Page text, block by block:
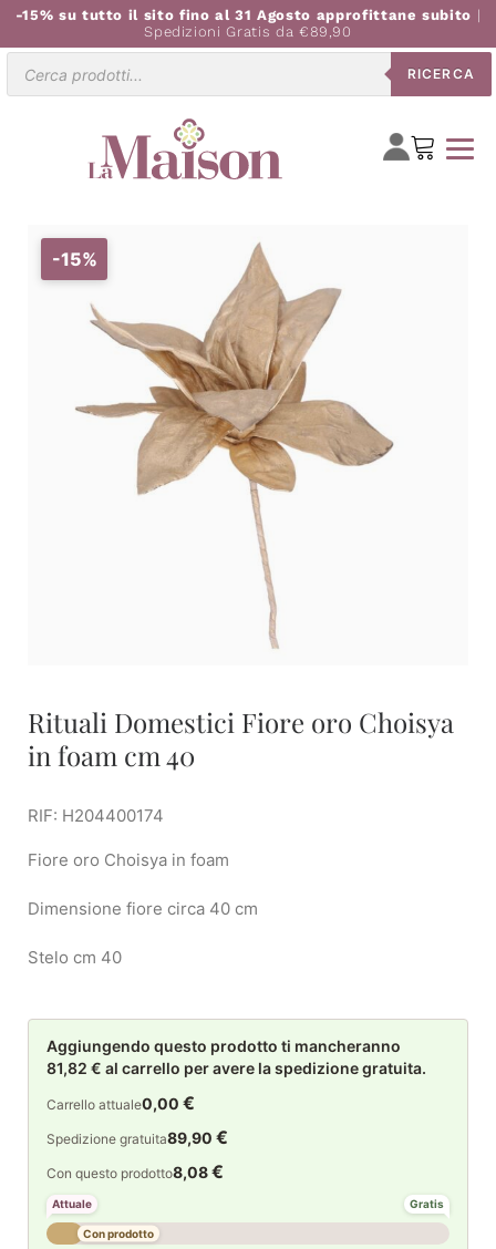
-15% su tutto il sito fino al 31 Agosto approfittane subito |
Spedizioni Gratis da €89,90
RICERCA
-15%
Rituali Domestici Fiore oro Choisya
in foam cm 40
RIF: H204400174
Fiore oro Choisya in foam
Dimensione fiore circa 40 cm
Stelo cm 40
Aggiungendo questo prodotto ti mancheranno
81,82 € al carrello per avere la spedizione gratuita.
Carrello attuale0,00 €
Spedizione gratuita89,90 €
Con questo prodotto8,08€
Attuale Gratis
Con prodotto